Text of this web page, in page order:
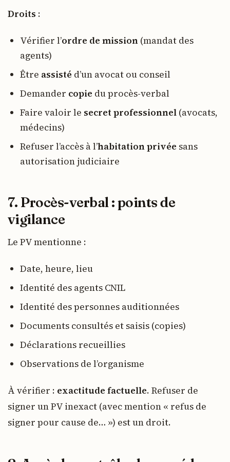
Droits :
Vérifier l’ordre de mission (mandat des
agents)
Être assisté d’un avocat ou conseil
Demander copie du procès-verbal
Faire valoir le secret professionnel (avocats,
médecins)
Refuser l’accès à l’habitation privée sans
autorisation judiciaire
7. Procès-verbal : points de
vigilance
Le PV mentionne :
Date, heure, lieu
Identité des agents CNIL
Identité des personnes auditionnées
Documents consultés et saisis (copies)
Déclarations recueillies
Observations de l’organisme
À vérifier : exactitude factuelle. Refuser de
signer un PV inexact (avec mention « refus de
signer pour cause de… ») est un droit.